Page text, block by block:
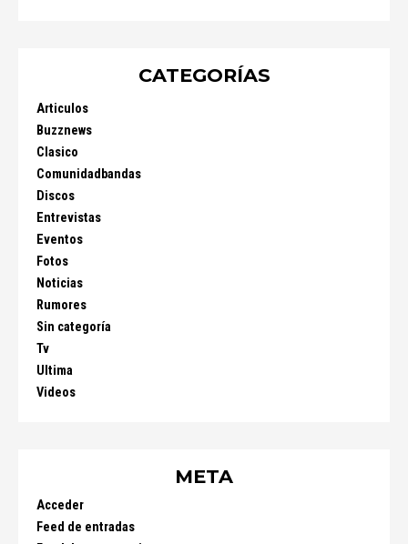
CATEGORÍAS
Articulos
Buzznews
Clasico
Comunidadbandas
Discos
Entrevistas
Eventos
Fotos
Noticias
Rumores
Sin categoría
Tv
Ultima
Videos
META
Acceder
Feed de entradas